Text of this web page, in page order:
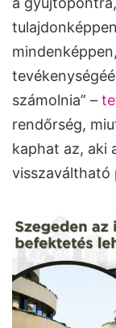
számolnia” –
rendőrség,
kaphat az, aki
visszaváltható